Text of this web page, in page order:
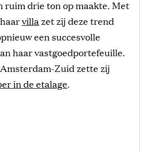
ruim drie ton op maakte. Met
villa zet zij deze trend
een succesvolle
haar vastgoedportefeuille.
Zuid zette zij
in de etalage.